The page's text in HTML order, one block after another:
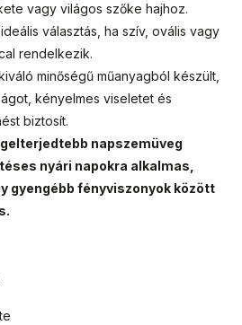
vagy világos szőke hajhoz.
választás, ha szív, ovális vagy
rendelkezik.
minőségű műanyagból készült,
kényelmes viseletet és
biztosít.
napszemüveg
nyári napokra alkalmas,
gyengébb fényviszonyok között